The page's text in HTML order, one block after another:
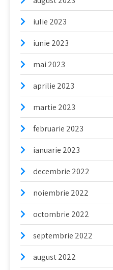
iulie 2023
iunie 2023
mai 2023
aprilie 2023
martie 2023
februarie 2023
ianuarie 2023
decembrie 2022
noiembrie 2022
octombrie 2022
septembrie 2022
august 2022